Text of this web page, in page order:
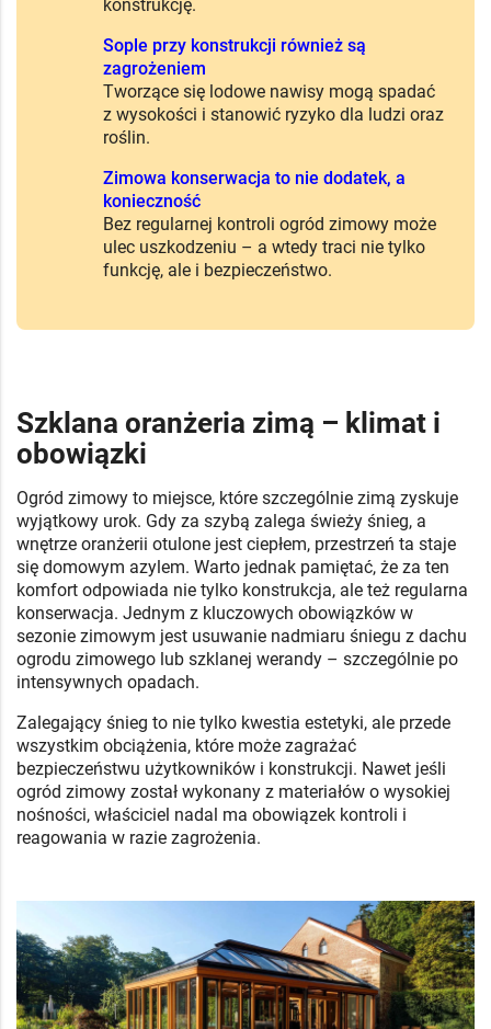
konstrukcję.
Sople przy konstrukcji również są
zagrożeniem
Tworzące się lodowe nawisy mogą spadać
z wysokości i stanowić ryzyko dla ludzi oraz
roślin.
Zimowa konserwacja to nie dodatek, a
konieczność
Bez regularnej kontroli ogród zimowy może
ulec uszkodzeniu – a wtedy traci nie tylko
funkcję, ale i bezpieczeństwo.
Szklana oranżeria zimą – klimat i
obowiązki
Ogród zimowy to miejsce, które szczególnie zimą zyskuje
wyjątkowy urok. Gdy za szybą zalega świeży śnieg, a
wnętrze oranżerii otulone jest ciepłem, przestrzeń ta staje
się domowym azylem. Warto jednak pamiętać, że za ten
komfort odpowiada nie tylko konstrukcja, ale też regularna
konserwacja. Jednym z kluczowych obowiązków w
sezonie zimowym jest usuwanie nadmiaru śniegu z dachu
ogrodu zimowego lub szklanej werandy – szczególnie po
intensywnych opadach.
Zalegający śnieg to nie tylko kwestia estetyki, ale przede
wszystkim obciążenia, które może zagrażać
bezpieczeństwu użytkowników i konstrukcji. Nawet jeśli
ogród zimowy został wykonany z materiałów o wysokiej
nośności, właściciel nadal ma obowiązek kontroli i
reagowania w razie zagrożenia.